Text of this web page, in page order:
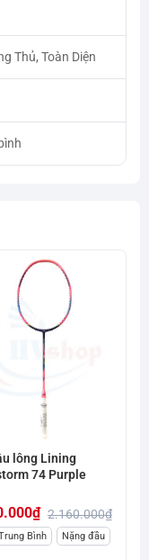
Thủ, Toàn Diện
lông Lining
74 Purple
2.160.000₫
₫
Bình
Nặng đầu